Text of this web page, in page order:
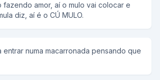
fazendo amor, aí o mulo vai colocar e
diz, aí é o CÚ MULO.
entrar numa macarronada pensando que